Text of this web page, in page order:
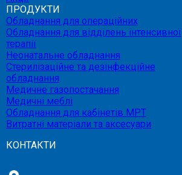
ПРОДУКТИ
Обладнання для операційних
Обладнання для відділень інтенсивної
терапії
Неонатальне обладнання
Стерилізаційне та дезінфекційне
обладнання
Медичне газопостачання
Медичні меблі
Обладнання для кабінетів МРТ
Витратні матеріали та аксесуари
КОНТАКТИ